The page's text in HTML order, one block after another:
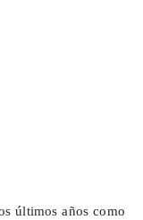
últimos años como